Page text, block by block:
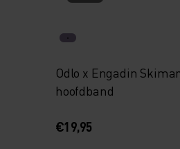
Odlo x Engadin
hoofdband
€19,95